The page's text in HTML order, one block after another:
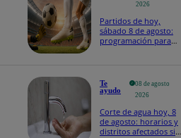
2026
Partidos de hoy,
sábado 8 de agosto:
programación para
Te
ayudo
08 de agosto
2026
Corte de agua hoy, 8
de agosto: horarios y
distritos afectados sin